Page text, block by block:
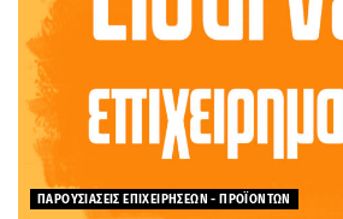
ΠΑΡΟΥΣΙΑΣΕΙΣ ΕΠΙΧΕΙΡΗΣΕΩΝ - ΠΡΟΪΟΝΤΩΝ